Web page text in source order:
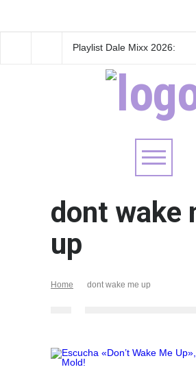
Playlist Dale Mixx 2026:
dont wake
up
Home dont wake me up